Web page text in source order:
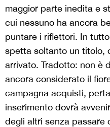
maggior parte inedita e
cui nessuno ha ancora
puntare i riflettori. In
spetta soltanto un titolo,
arrivato. Tradotto: non è
ancora considerato il
campagna acquisti,
inserimento dovrà
degli altri senza passare